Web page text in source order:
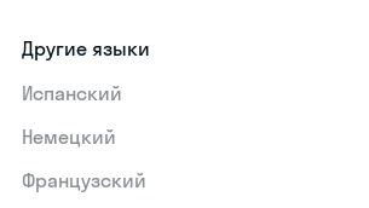
Другие языки
Испанский
Немецкий
Французский